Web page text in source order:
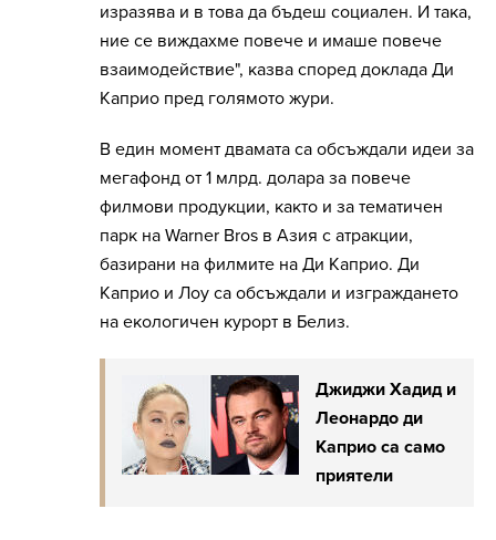
изразява и в това да бъдеш социален. И така,
ние се виждахме повече и имаше повече
взаимодействие", казва според доклада Ди
Каприо пред голямото жури.
В един момент двамата са обсъждали идеи за
мегафонд от 1 млрд. долара за повече
филмови продукции, както и за тематичен
парк на Warner Bros в Азия с атракции,
базирани на филмите на Ди Каприо. Ди
Каприо и Лоу са обсъждали и изграждането
на екологичен курорт в Белиз.
Джиджи Хадид и
Леонардо ди
Каприо са само
приятели